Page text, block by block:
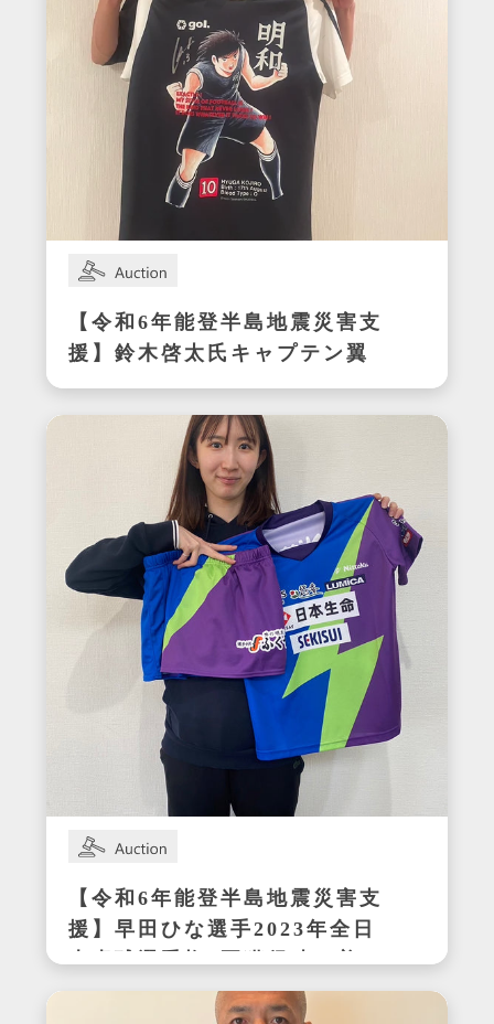
【令和6年能登半島地震災害支
援】鈴木啓太氏キャプテン翼
CUP かつしか2024エキシビ
ジョンマッチ着用サイン入り
明和ユニフォーム
【令和6年能登半島地震災害支
援】早田ひな選手2023年全日
本卓球選手権3冠獲得時の着用
サイン入りセットアップ